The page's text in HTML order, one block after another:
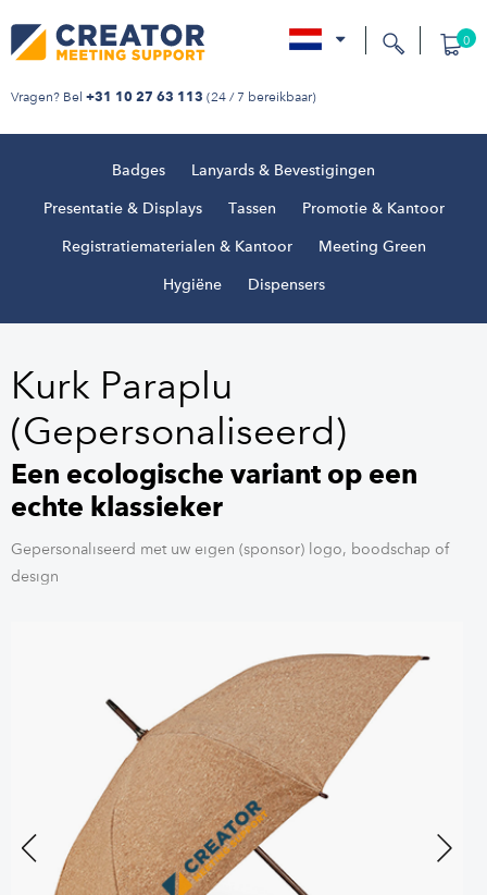
Vragen? Bel +31 10 27 63 113 (24 / 7 bereikbaar)
0
Badges Lanyards & Bevestigingen
Presentatie & Displays Tassen Promotie & Kantoor
Registratiematerialen & Kantoor Meeting Green
Hygiëne Dispensers
Kurk Paraplu
(Gepersonaliseerd)
Een ecologische variant op een
echte klassieker
Gepersonaliseerd met uw eigen (sponsor) logo, boodschap of
design
Previous